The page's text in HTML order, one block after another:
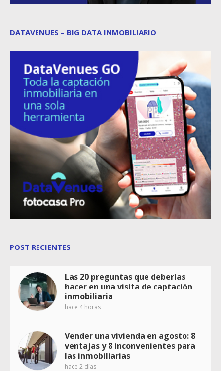
DATAVENUES – BIG DATA INMOBILIARIO
POST RECIENTES
Las 20 preguntas que deberías
hacer en una visita de captación
inmobiliaria
hace 4 horas
Vender una vivienda en agosto: 8
ventajas y 8 inconvenientes para
las inmobiliarias
hace 2 días